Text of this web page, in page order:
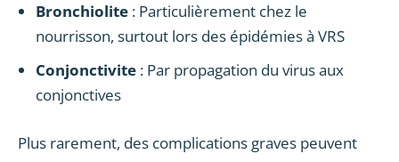
Bronchiolite : Particulièrement chez le
nourrisson, surtout lors des épidémies à VRS
Conjonctivite : Par propagation du virus aux
conjonctives
Plus rarement, des complications graves peuvent